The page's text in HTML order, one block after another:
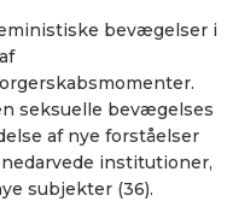
bevægelser i
seksuelle bevægelses
af nye forståelser
institutioner,
subjekter (36).